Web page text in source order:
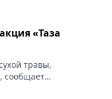
«Таза
травы,
сообщает